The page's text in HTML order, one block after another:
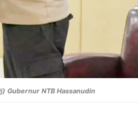
Gubernur NTB Hassanudin